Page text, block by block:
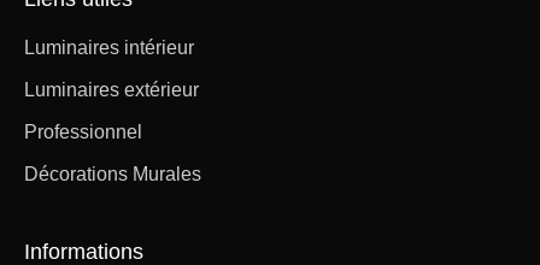
Luminaires intérieur
Luminaires extérieur
Professionnel
Décorations Murales
Informations